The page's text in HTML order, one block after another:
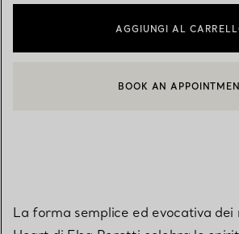
AGGIUNGI AL
CONTATTA UN CONSULENTE
BOOK AN
La forma semplice ed evocativa dei